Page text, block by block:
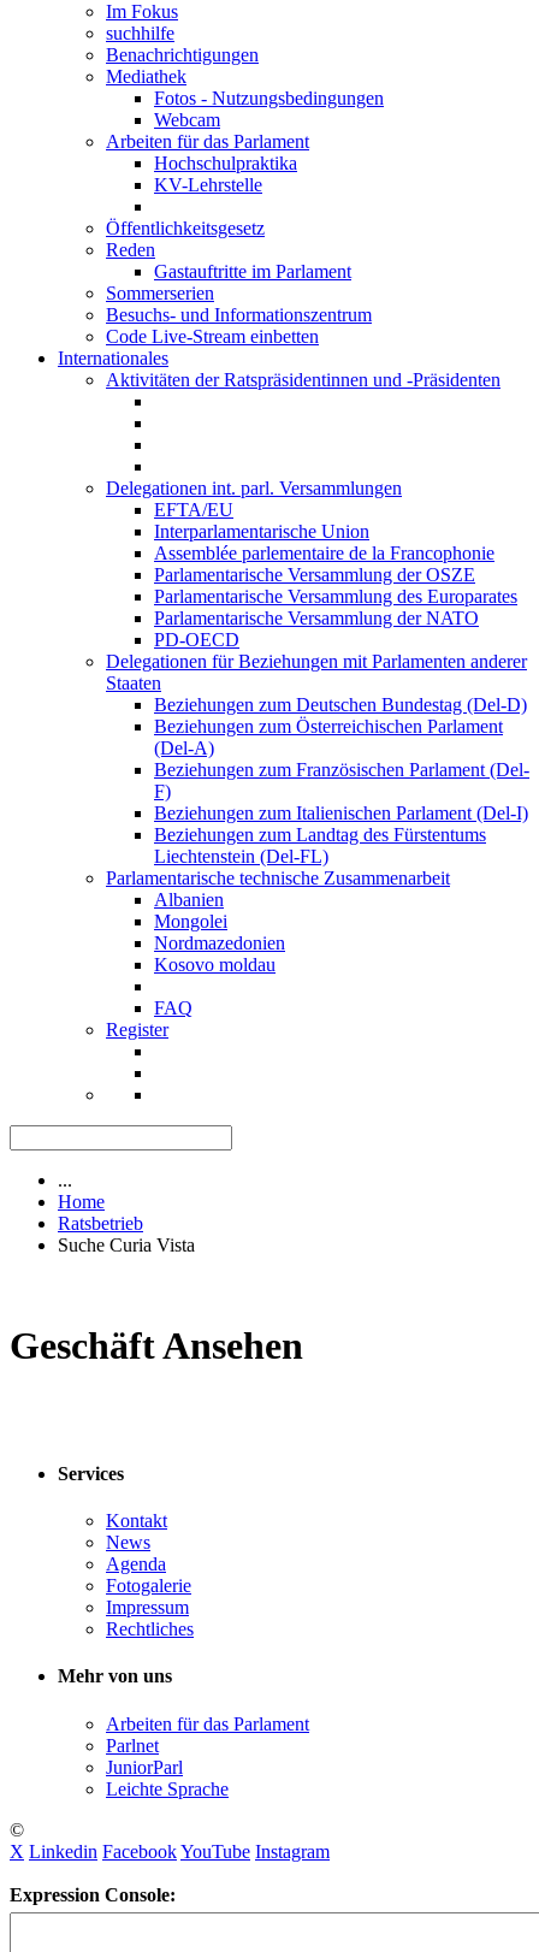
Im Fokus
suchhilfe
Benachrichtigungen
Mediathek
Fotos - Nutzungsbedingungen
Webcam
Arbeiten für das Parlament
Hochschulpraktika
KV-Lehrstelle
Öffentlichkeitsgesetz
Reden
Gastauftritte im Parlament
Sommerserien
Besuchs- und Informationszentrum
Code Live-Stream einbetten
Internationales
Aktivitäten der Ratspräsidentinnen und -Präsidenten
Delegationen int. parl. Versammlungen
EFTA/EU
Interparlamentarische Union
Assemblée parlementaire de la Francophonie
Parlamentarische Versammlung der OSZE
Parlamentarische Versammlung des Europarates
Parlamentarische Versammlung der NATO
PD-OECD
Delegationen für Beziehungen mit Parlamenten anderer
Staaten
Beziehungen zum Deutschen Bundestag (Del-D)
Beziehungen zum Österreichischen Parlament
(Del-A)
Beziehungen zum Französischen Parlament (Del-
F)
Beziehungen zum Italienischen Parlament (Del-I)
Beziehungen zum Landtag des Fürstentums
Liechtenstein (Del-FL)
Parlamentarische technische Zusammenarbeit
Albanien
Mongolei
Nordmazedonien
Kosovo moldau
FAQ
Register
...
Home
Ratsbetrieb
Suche Curia Vista
Geschäft Ansehen
Services
Kontakt
News
Agenda
Fotogalerie
Impressum
Rechtliches
Mehr von uns
Arbeiten für das Parlament
Parlnet
JuniorParl
Leichte Sprache
©
X Linkedin FacebookYouTube Instagram
Expression Console: